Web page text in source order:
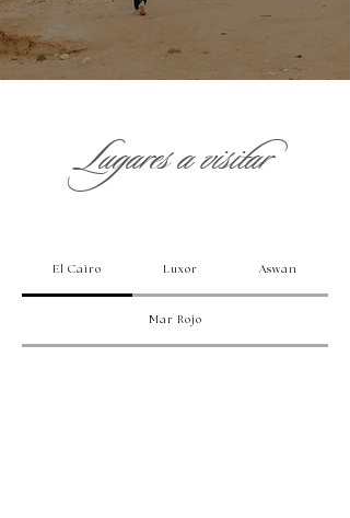
Lugares a visitar
El Cairo Luxor Aswan
Mar Rojo